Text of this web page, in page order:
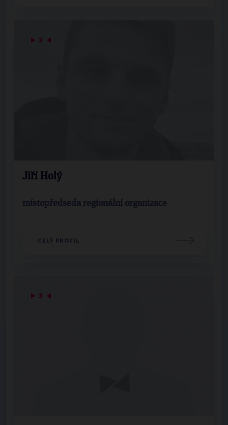
▶ 2 ◀
Jiří Holý
místopředseda regionální organizace
CELÝ PROFIL
▶ 3 ◀